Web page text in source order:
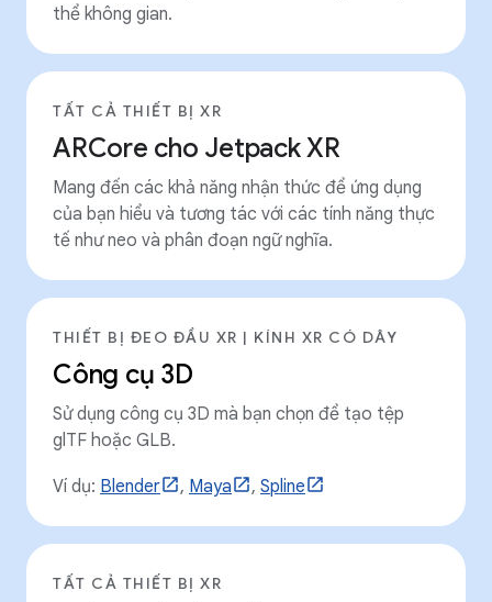
thể không gian.
TẤT CẢ THIẾT BỊ XR
ARCore cho Jetpack XR
Mang đến các khả năng nhận thức để ứng dụng
của bạn hiểu và tương tác với các tính năng thực
tế như neo và phân đoạn ngữ nghĩa.
THIẾT BỊ ĐEO ĐẦU XR | KÍNH XR CÓ DÂY
Công cụ 3D
Sử dụng công cụ 3D mà bạn chọn để tạo tệp
glTF hoặc GLB.
Ví dụ: Blender , Maya , Spline
TẤT CẢ THIẾT BỊ XR